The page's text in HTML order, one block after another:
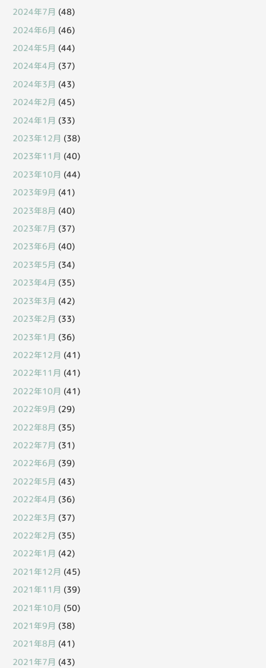
2024年7月 (48)
2024年6月 (46)
2024年5月 (44)
2024年4月 (37)
2024年3月 (43)
2024年2月 (45)
2024年1月 (33)
2023年12月 (38)
2023年11月 (40)
2023年10月 (44)
2023年9月 (41)
2023年8月 (40)
2023年7月 (37)
2023年6月 (40)
2023年5月 (34)
2023年4月 (35)
2023年3月 (42)
2023年2月 (33)
2023年1月 (36)
2022年12月 (41)
2022年11月 (41)
2022年10月 (41)
2022年9月 (29)
2022年8月 (35)
2022年7月 (31)
2022年6月 (39)
2022年5月 (43)
2022年4月 (36)
2022年3月 (37)
2022年2月 (35)
2022年1月 (42)
2021年12月 (45)
2021年11月 (39)
2021年10月 (50)
2021年9月 (38)
2021年8月 (41)
2021年7月 (43)